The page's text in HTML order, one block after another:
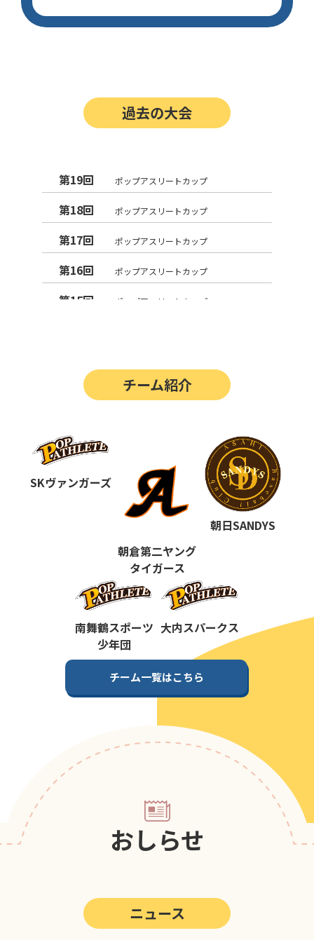
過去の大会
第19回 ポップアスリートカップ
第18回 ポップアスリートカップ
第17回 ポップアスリートカップ
第16回 ポップアスリートカップ
第15回 ポップアスリートカップ
第12回 決勝戦の動画はこちらから
第11回
第10回 ポップアスリートカップ
ポップアスリートカップ
ポップアスリートカップ
第6回 ポップアスリートカップ
第5回 ポップアスリートカップ
第4回 ポップアスリートカップ
第3回
ポップアスリートカップ
ポップアスリートカップ
チーム紹介
SKヴァンガーズ
朝倉第二ヤング
タイガース
朝日SANDYS
南舞鶴スポーツ
少年団
大内スパークス
チーム一覧はこちら
おしらせ
ニュース